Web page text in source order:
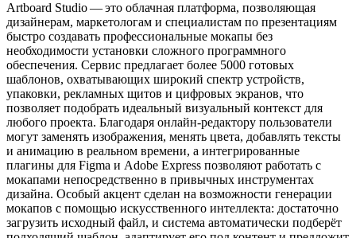
Artboard Studio — это облачная платформа, позволяющая
дизайнерам, маркетологам и специалистам по презентациям
быстро создавать профессиональные мокапы без
необходимости установки сложного программного
обеспечения. Сервис предлагает более 5000 готовых
шаблонов, охватывающих широкий спектр устройств,
упаковки, рекламных щитов и цифровых экранов, что
позволяет подобрать идеальный визуальный контекст для
любого проекта. Благодаря онлайн‑редактору пользователи
могут заменять изображения, менять цвета, добавлять тексты
и анимацию в реальном времени, а интегрированные
плагины для Figma и Adobe Express позволяют работать с
мокапами непосредственно в привычных инструментах
дизайна. Особый акцент сделан на возможности генерации
мокапов с помощью искусственного интеллекта: достаточно
загрузить исходный файл, и система автоматически подберёт